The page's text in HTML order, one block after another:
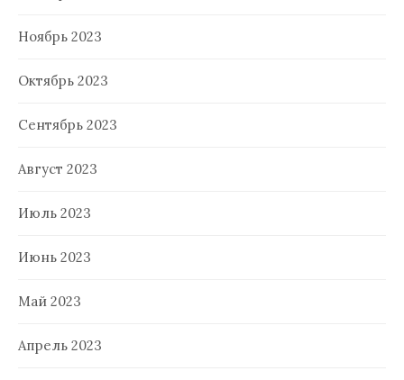
Ноябрь 2023
Октябрь 2023
Сентябрь 2023
Август 2023
Июль 2023
Июнь 2023
Май 2023
Апрель 2023